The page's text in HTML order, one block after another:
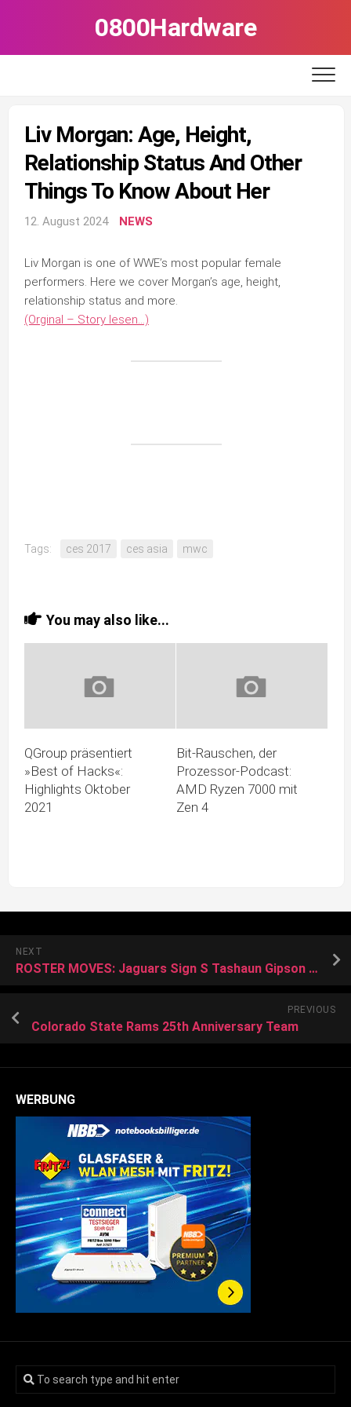
0800Hardware
Liv Morgan: Age, Height,
Relationship Status And Other
Things To Know About Her
12. August 2024 NEWS
Liv Morgan is one of WWE’s most popular female
performers. Here we cover Morgan’s age, height,
relationship status and more.
(Orginal – Story lesen…)
Tags: ces 2017 ces asia mwc
You may also like...
QGroup präsentiert
»Best of Hacks«:
Highlights Oktober
2021
Bit-Rauschen, der
Prozessor-Podcast:
AMD Ryzen 7000 mit
Zen 4
NEXT
ROSTER MOVES: Jaguars Sign S Tashaun Gipson Sr.
PREVIOUS
Colorado State Rams 25th Anniversary Team
WERBUNG